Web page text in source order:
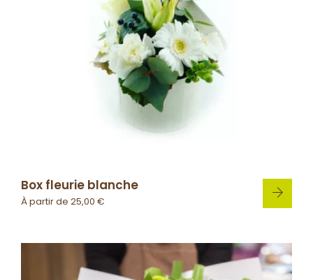
Box fleurie blanche
À partir de 25,00 €